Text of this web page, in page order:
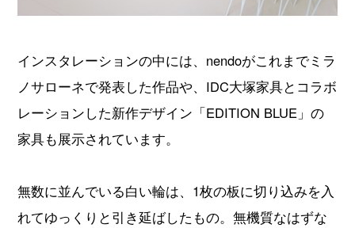
インスタレーションの中には、nendoがこれまでミラ
ノサローネで発表した作品や、IDC大塚家具とコラボ
レーションした新作デザイン「EDITION BLUE」の
家具も展示されています。
無数に並んでいる白い輪は、1枚の板に切り込みを入
れてゆっくりと引き延ばしたもの。無機質なはずな